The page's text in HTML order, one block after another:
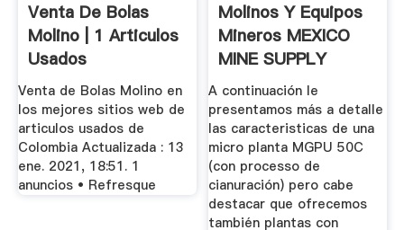
Venta De Bolas
Molino | 1 Articulos
Usados
Venta de Bolas Molino en
los mejores sitios web de
articulos usados de
Colombia Actualizada : 13
ene. 2021, 18:51. 1
anuncios • Refresque
Molinos Y Equipos
Mineros MEXICO
MINE SUPPLY
Bombas De ...
A continuación le
presentamos más a detalle
las caracteristicas de una
micro planta MGPU 50C
(con processo de
cianuración) pero cabe
destacar que ofrecemos
también plantas con